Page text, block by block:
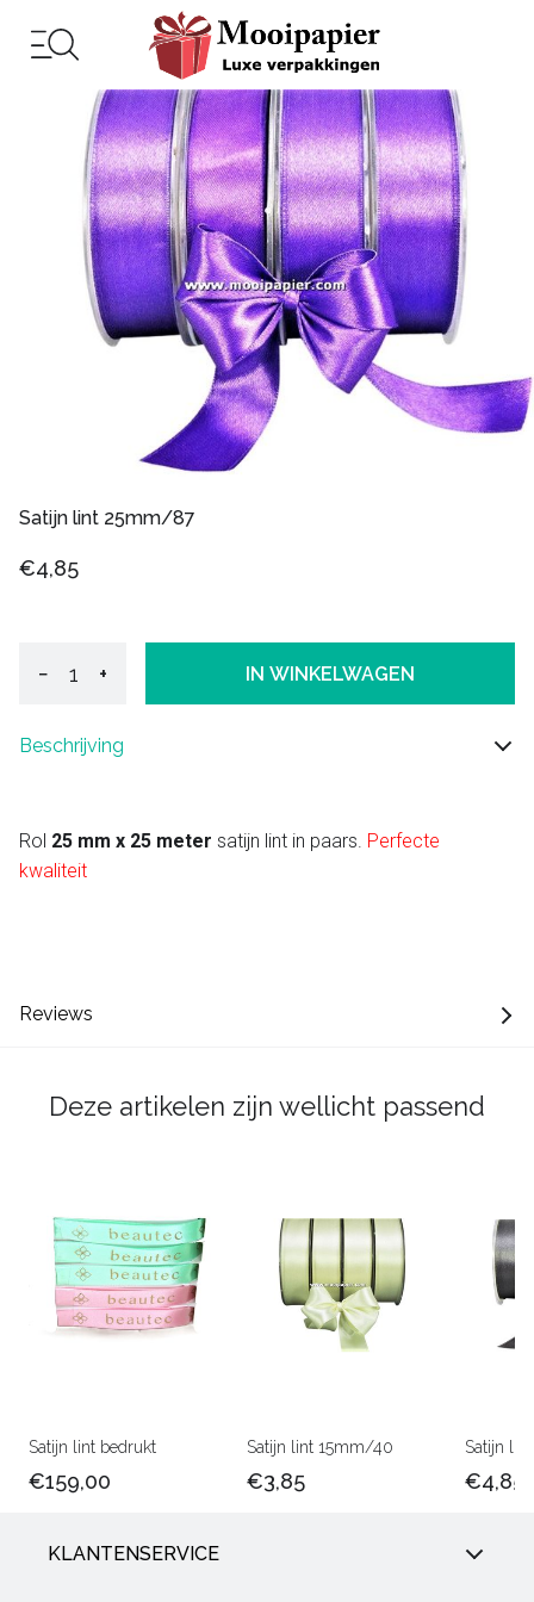
Satijn lint 25mm/87
€4,85
− + IN WINKELWAGEN
Beschrijving
Rol 25 mm x 25 meter satijn lint in paars. Perfecte
kwaliteit
Reviews
Deze artikelen zijn wellicht passend
Satijn lint bedrukt
€159,00
Satijn lint 15mm/40
€3,85
Satijn
€4,85
KLANTENSERVICE